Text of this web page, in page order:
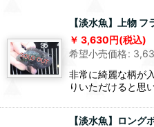
【淡水魚】上物
3,630円(税込)
希望小売価格:
非常に綺麗な柄が
りいただけると思
【淡水魚】ロン